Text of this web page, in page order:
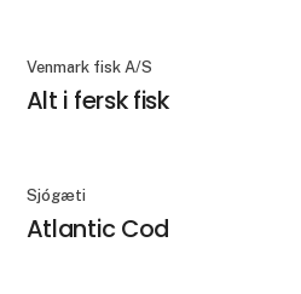
Venmark fisk A/S
Alt i fersk fisk
Sjógæti
Atlantic Cod